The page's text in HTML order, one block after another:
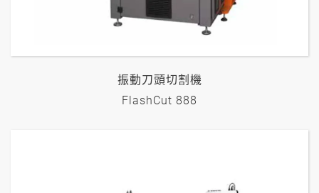
振動刀頭切割機
FlashCut 888